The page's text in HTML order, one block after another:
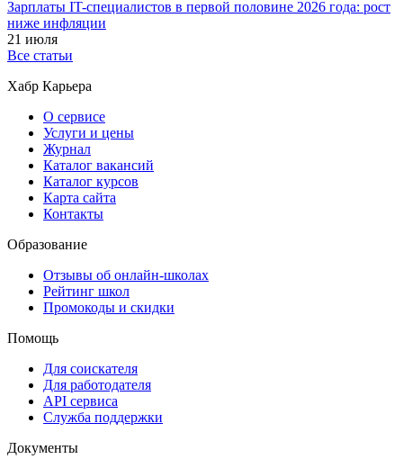
Зарплаты IT-специалистов в первой половине 2026 года: рост
ниже инфляции
21 июля
Все статьи
Хабр Карьера
О сервисе
Услуги и цены
Журнал
Каталог вакансий
Каталог курсов
Карта сайта
Контакты
Образование
Отзывы об онлайн-школах
Рейтинг школ
Промокоды и скидки
Помощь
Для соискателя
Для работодателя
API сервиса
Служба поддержки
Документы